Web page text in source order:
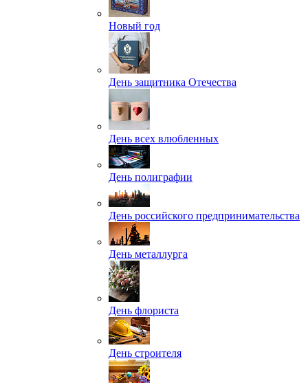
Новый год
День защитника Отечества
День всех влюбленных
День полиграфии
День российского предпринимательства
День металлурга
День флориста
День строителя